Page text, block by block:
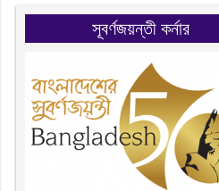
সূবর্ণজয়ন্তী কর্নার